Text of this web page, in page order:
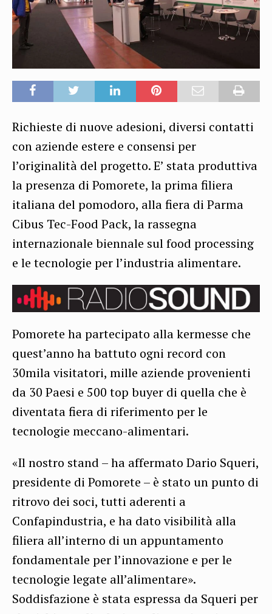
Richieste di nuove adesioni, diversi contatti
con aziende estere e consensi per
l’originalità del progetto. E’ stata produttiva
la presenza di Pomorete, la prima filiera
italiana del pomodoro, alla fiera di Parma
Cibus Tec-Food Pack, la rassegna
internazionale biennale sul food processing
e le tecnologie per l’industria alimentare.
Pomorete ha partecipato alla kermesse che
quest’anno ha battuto ogni record con
30mila visitatori, mille aziende provenienti
da 30 Paesi e 500 top buyer di quella che è
diventata fiera di riferimento per le
tecnologie meccano-alimentari.
«Il nostro stand – ha affermato Dario Squeri,
presidente di Pomorete – è stato un punto di
ritrovo dei soci, tutti aderenti a
Confapindustria, e ha dato visibilità alla
filiera all’interno di un appuntamento
fondamentale per l’innovazione e per le
tecnologie legate all’alimentare».
Soddisfazione è stata espressa da Squeri per